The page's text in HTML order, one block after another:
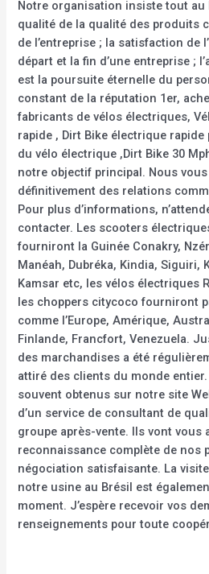
Notre organisation insiste tout
qualité de la qualité des produits
de l’entreprise ; la satisfaction de
départ et la fin d’une entreprise ;
est la poursuite éternelle du
constant de la réputation 1er,
fabricants de vélos électriques,
rapide , Dirt Bike électrique
du vélo électrique ,Dirt Bike 30
notre objectif principal. Nous
définitivement des relations
Pour plus d’informations,
contacter. Les scooters
fourniront la Guinée Conakry,
Manéah, Dubréka, Kindia, Siguiri,
Kamsar etc, les vélos électriques
les choppers citycoco fourniront
comme l’Europe, Amérique,
Finlande, Francfort, Venezuela.
des marchandises a été
attiré des clients du monde
souvent obtenus sur notre site
d’un service de consultant de
groupe après-vente. Ils vont vous
reconnaissance complète de nos
négociation satisfaisante. La
notre usine au Brésil est
moment. J’espère recevoir vos
renseignements pour toute